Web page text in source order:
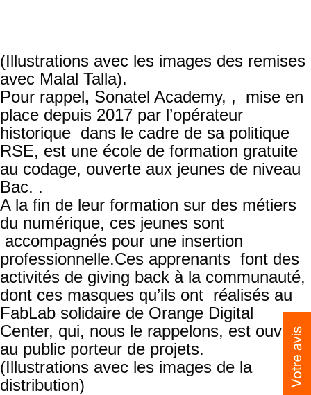
(Illustrations avec les images des remises
avec Malal Talla).
Pour rappel, Sonatel Academy, , mise en
place depuis 2017 par l’opérateur
historique dans le cadre de sa politique
RSE, est une école de formation gratuite
au codage, ouverte aux jeunes de niveau
Bac. .
A la fin de leur formation sur des métiers
du numérique, ces jeunes sont
accompagnés pour une insertion
professionnelle.Ces apprenants font des
activités de giving back à la communauté,
dont ces masques qu’ils ont réalisés au
FabLab solidaire de Orange Digital
Center, qui, nous le rappelons, est ouvert
au public porteur de projets.
(Illustrations avec les images de la
distribution)